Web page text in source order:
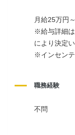
月給25万円
※給与詳細
により決定
※インセン
職務経験
不問